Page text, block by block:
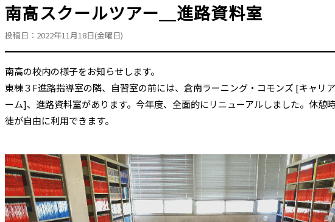
南高スクールツアー＿進路資料室
投稿日：2022年11月18日(金曜日)
南高の校内の様子をお知らせします。
東棟３F進路指導室の隣、自習室の前には、倉南ラーニング・コモンズ [キャリ
ーム]、進路資料室があります。今年度、全面的にリニューアルしました。休憩
徒が自由に利用できます。